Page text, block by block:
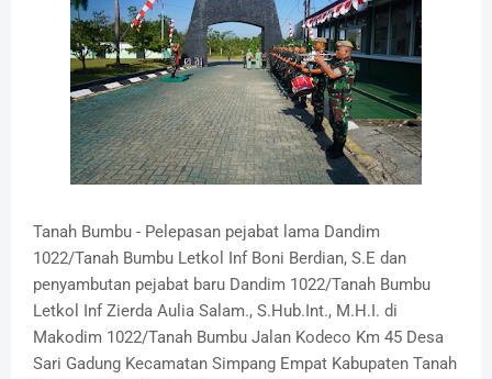
Tanah Bumbu - Pelepasan pejabat lama Dandim
1022/Tanah Bumbu Letkol Inf Boni Berdian, S.E dan
penyambutan pejabat baru Dandim 1022/Tanah Bumbu
Letkol Inf Zierda Aulia Salam., S.Hub.Int., M.H.I. di
Makodim 1022/Tanah Bumbu Jalan Kodeco Km 45 Desa
Sari Gadung Kecamatan Simpang Empat Kabupaten Tanah